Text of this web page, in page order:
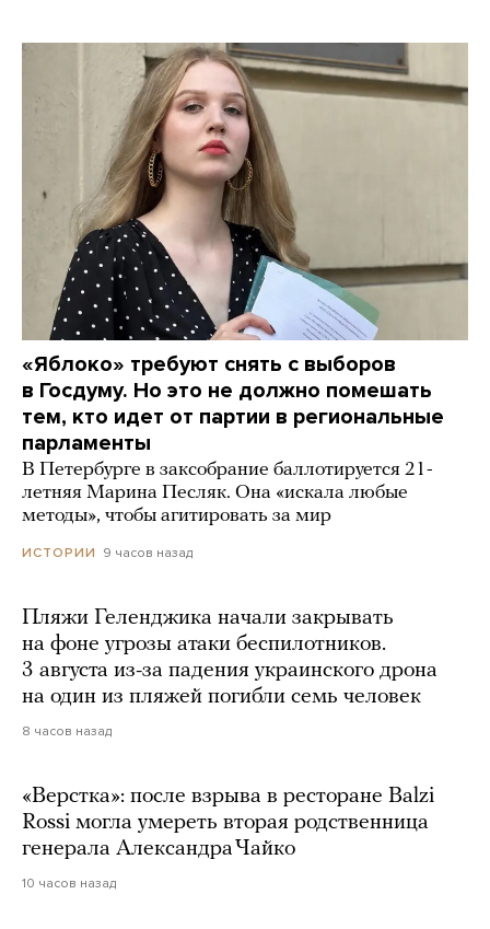
«Яблоко» требуют снять с выборов
в Госдуму. Но это не должно помешать
тем, кто идет от партии в региональные
парламенты
В Петербурге в заксобрание баллотируется 21-
летняя Марина Песляк. Она «искала любые
методы», чтобы агитировать за мир
ИСТОРИИ 9 часов назад
Пляжи Геленджика начали закрывать
на фоне угрозы атаки беспилотников.
3 августа из-за падения украинского дрона
на один из пляжей погибли семь человек
8 часов назад
«Верстка»: после взрыва в ресторане Balzi
Rossi могла умереть вторая родственница
генерала Александра Чайко
10 часов назад